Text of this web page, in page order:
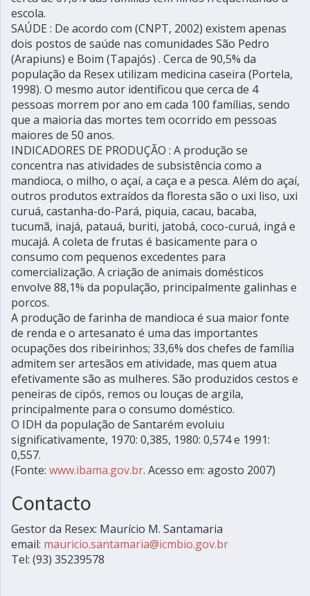
escola.
SAÚDE : De acordo com (CNPT, 2002) existem apenas
dois postos de saúde nas comunidades São Pedro
(Arapiuns) e Boim (Tapajós) . Cerca de 90,5% da
população da Resex utilizam medicina caseira (Portela,
1998). O mesmo autor identificou que cerca de 4
pessoas morrem por ano em cada 100 famílias, sendo
que a maioria das mortes tem ocorrido em pessoas
maiores de 50 anos.
INDICADORES DE PRODUÇÃO : A produção se
concentra nas atividades de subsistência como a
mandioca, o milho, o açaí, a caça e a pesca. Além do açaí,
outros produtos extraídos da floresta são o uxi liso, uxi
curuá, castanha-do-Pará, piquia, cacau, bacaba,
tucumã, inajá, patauá, buriti, jatobá, coco-curuá, ingá e
mucajá. A coleta de frutas é basicamente para o
consumo com pequenos excedentes para
comercialização. A criação de animais domésticos
envolve 88,1% da população, principalmente galinhas e
porcos.
A produção de farinha de mandioca é sua maior fonte
de renda e o artesanato é uma das importantes
ocupações dos ribeirinhos; 33,6% dos chefes de família
admitem ser artesãos em atividade, mas quem atua
efetivamente são as mulheres. São produzidos cestos e
peneiras de cipós, remos ou louças de argila,
principalmente para o consumo doméstico.
O IDH da população de Santarém evoluiu
significativamente, 1970: 0,385, 1980: 0,574 e 1991:
0,557.
(Fonte: www.ibama.gov.br. Acesso em: agosto 2007)
Contacto
Gestor da Resex: Maurício M. Santamaria
email: mauricio.santamaria@icmbio.gov.br
Tel: (93) 35239578